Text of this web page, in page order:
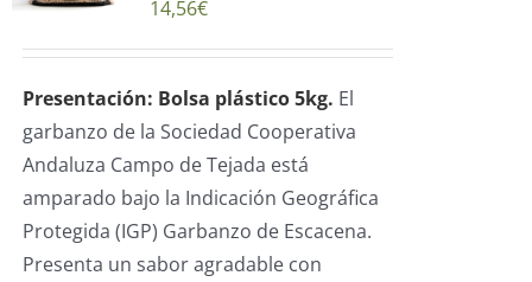
14,56€
Presentación: Bolsa plástico 5kg. El
garbanzo de la Sociedad Cooperativa
Andaluza Campo de Tejada está
amparado bajo la Indicación Geográfica
Protegida (IGP) Garbanzo de Escacena.
Presenta un sabor agradable con